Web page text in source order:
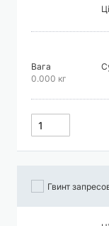
Вага
0.000 кг
Гвинт